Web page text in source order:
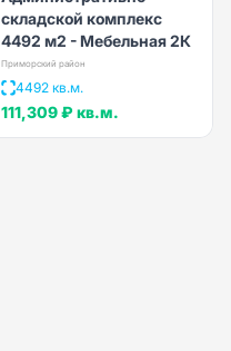
складской комплекс
4492 м2 - Мебельная 2К
Приморский район
4492 кв.м.
111,309 ₽ кв.м.